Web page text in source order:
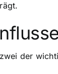
der